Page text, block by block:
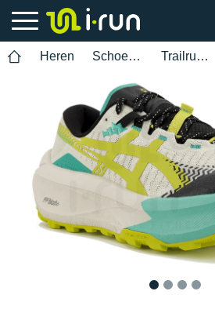
Heren Schoenen Trailrunning